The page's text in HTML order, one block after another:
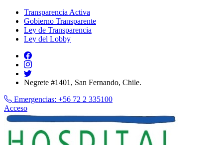
Transparencia Activa
Gobierno Transparente
Ley de Transparencia
Ley del Lobby
Negrete #1401, San Fernando, Chile.
Emergencias: +56 72 2 335100
Acceso